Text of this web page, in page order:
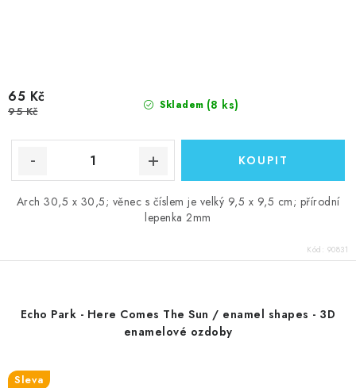
Skladem (8 ks)
65 Kč
95 Kč
Arch 30,5 x 30,5; věnec s číslem je velký 9,5 x 9,5 cm; přírodní
lepenka 2mm
Kód: 90831
Echo Park - Here Comes The Sun / enamel shapes - 3D
enamelové ozdoby
Sleva